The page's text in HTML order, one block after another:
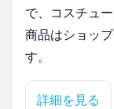
で、コスチュ
商品はショッ
す。
詳細を見る